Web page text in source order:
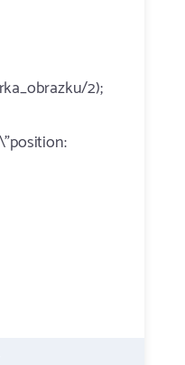
2);